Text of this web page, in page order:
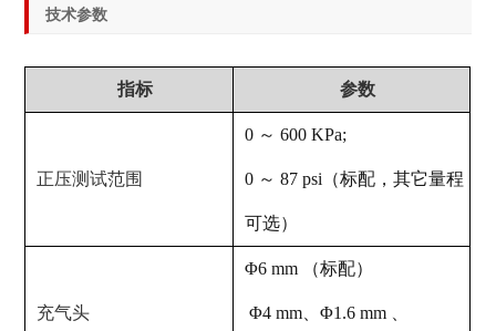
技术参数
指标 参数
正压测试范围
0 ～ 600 KPa;
0 ～ 87 psi（标配，其它量程
可选）
充气头
Φ6 mm （标配）
Φ4 mm、Φ1.6 mm 、